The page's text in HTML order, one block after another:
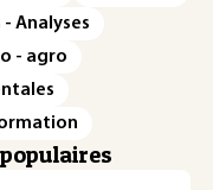
- Analyses
- agro